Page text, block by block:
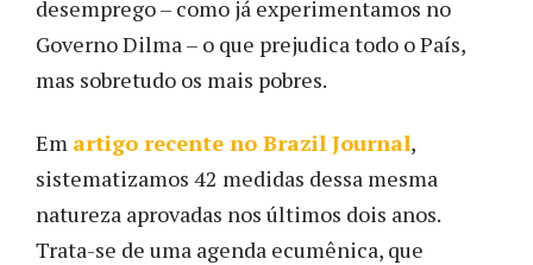
desemprego – como já experimentamos no
Governo Dilma – o que prejudica todo o País,
mas sobretudo os mais pobres.
Em artigo recente no Brazil Journal,
sistematizamos 42 medidas dessa mesma
natureza aprovadas nos últimos dois anos.
Trata-se de uma agenda ecumênica, que